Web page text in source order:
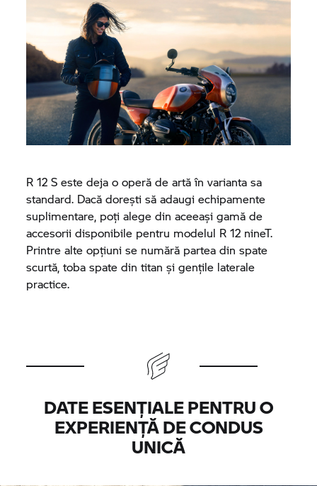
R 12 S este deja o operă de artă în varianta sa
standard. Dacă dorești să adaugi echipamente
suplimentare, poți alege din aceeași gamă de
accesorii disponibile pentru modelul R 12 nineT.
Printre alte opțiuni se numără partea din spate
scurtă, toba spate din titan și gențile laterale
practice.
DATE ESENȚIALE PENTRU O
EXPERIENȚĂ DE CONDUS
UNICĂ